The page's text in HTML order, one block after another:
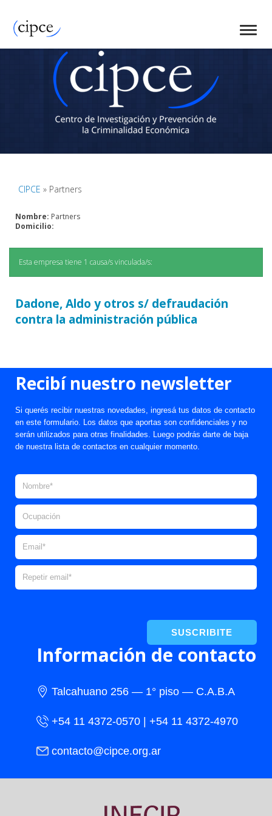
CIPCE » Partners
Nombre: Partners
Domicilio:
Esta empresa tiene 1 causa/s vinculada/s:
Dadone, Aldo y otros s/ defraudación
contra la administración pública
Recibí nuestro newsletter
Si querés recibir nuestras novedades, ingresá tus datos de contacto
en este formulario. Los datos que aportas son confidenciales y no
serán utilizados para otras finalidades. Luego podrás darte de baja
de nuestra lista de contactos en cualquier momento.
SUSCRIBITE
Información de contacto
Talcahuano 256 — 1° piso — C.A.B.A
+54 11 4372-0570 | +54 11 4372-4970
contacto@cipce.org.ar